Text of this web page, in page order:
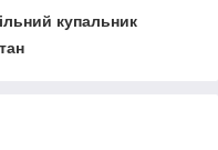
купальник